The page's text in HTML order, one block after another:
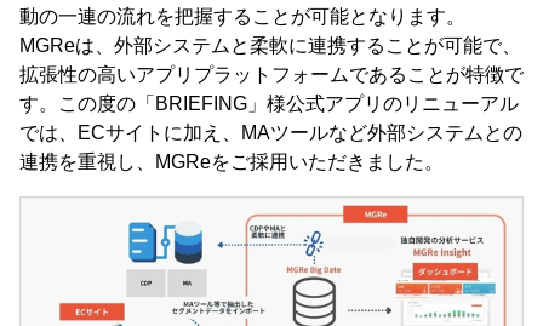
動の一連の流れを把握することが可能となります。
MGReは、外部システムと柔軟に連携することが可能で、
拡張性の高いアプリプラットフォームであることが特徴で
す。この度の「BRIEFING」様公式アプリのリニューアル
では、ECサイトに加え、MAツールなど外部システムとの
連携を重視し、MGReをご採用いただきました。